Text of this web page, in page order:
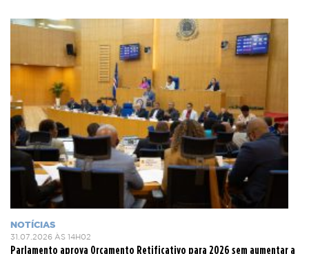
NOTÍCIAS
31.07.2026 ÀS 14H02
Parlamento aprova Orçamento Retificativo para 2026 sem aumentar a